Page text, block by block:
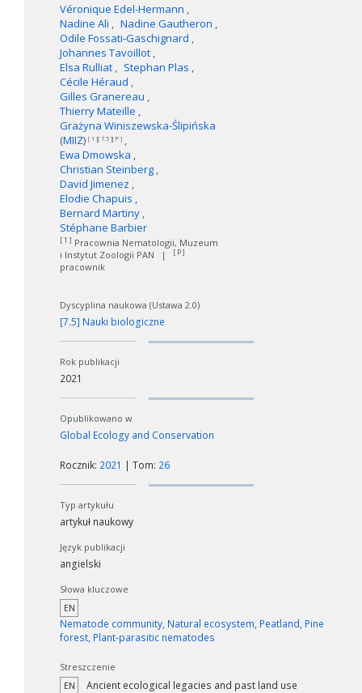
Véronique Edel-Hermann
Nadine Ali
Nadine Gautheron
Odile Fossati-Gaschignard
Johannes Tavoillot
Elsa Rulliat
Stephan Plas
Cécile Héraud
Gilles Granereau
Thierry Mateille
Grażyna Winiszewska-Ślipińska
(MIIZ) [ 1 ][ 7.5 ][ P ]
Ewa Dmowska
Christian Steinberg
David Jimenez
Elodie Chapuis
Bernard Martiny
Stéphane Barbier
[ 1 ] Pracownia Nematologii, Muzeum
i Instytut Zoologii PAN
| [ P ]
pracownik
Dyscyplina naukowa (Ustawa 2.0)
[7.5] Nauki biologiczne
Rok publikacji
2021
Opublikowano w
Global Ecology and Conservation
Rocznik: 2021 | Tom: 26
Typ artykułu
artykuł naukowy
Język publikacji
angielski
Słowa kluczowe
EN
Nematode community, Natural ecosystem, Peatland, Pine
forest, Plant-parasitic nematodes
Streszczenie
EN
Ancient ecological legacies and past land use